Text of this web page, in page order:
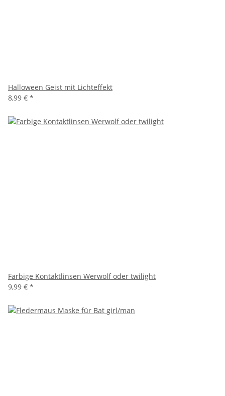
Halloween Geist mit Lichteffekt
8,99 € *
Farbige Kontaktlinsen Werwolf oder twilight
9,99 € *